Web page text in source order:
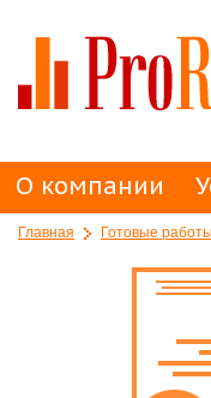
О компании
Главная Готовые работы